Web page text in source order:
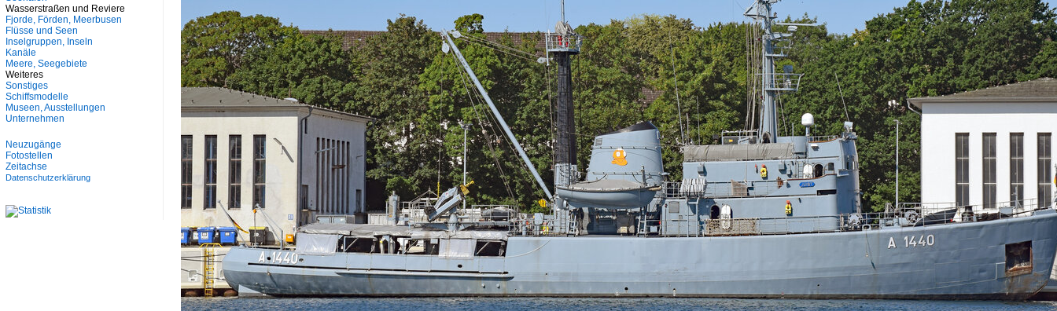
Wasserstraßen und Reviere
Fjorde, Förden, Meerbusen
Flüsse und Seen
Inselgruppen, Inseln
Kanäle
Meere, Seegebiete
Weiteres
Sonstiges
Schiffsmodelle
Museen, Ausstellungen
Unternehmen
Neuzugänge
Fotostellen
Zeitachse
Datenschutzerklärung